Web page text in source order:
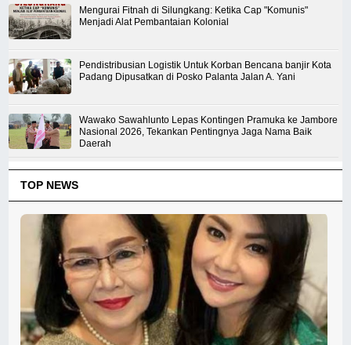
Mengurai Fitnah di Silungkang: Ketika Cap "Komunis"
Menjadi Alat Pembantaian Kolonial
Pendistribusian Logistik Untuk Korban Bencana banjir Kota
Padang Dipusatkan di Posko Palanta Jalan A. Yani
Wawako Sawahlunto Lepas Kontingen Pramuka ke Jambore
Nasional 2026, Tekankan Pentingnya Jaga Nama Baik
Daerah
TOP NEWS